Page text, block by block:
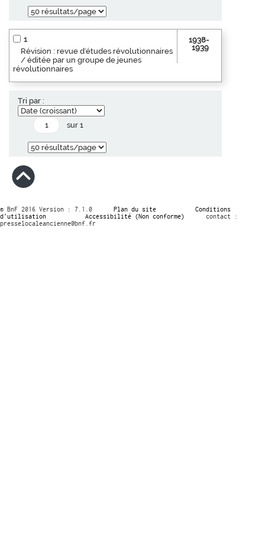
1
Révision : revue d'études révolutionnaires
/ éditée par un groupe de jeunes
révolutionnaires
1938-
1939
Tri par :
sur 1
© BnF 2016 Version : 7.1.0 Plan du site
Conditions
d’utilisation
Accessibilité (Non conforme)
contact :
presselocaleancienne@bnf.fr